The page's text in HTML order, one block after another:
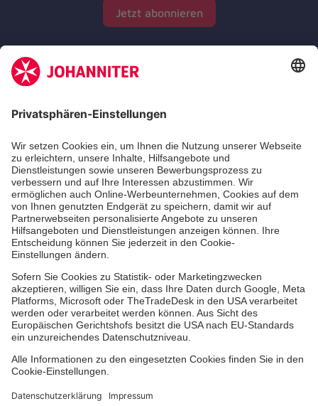
Jetzt abonnieren
Zertifizierung der Johanniter-Unfall-Hilfe e.V.
Die Johanniter GmbH führt das Spendenzertifikat
des Deutschen Spendenrats e.V.
Dienste & Leistungen
Mitarbeiten & Lernen